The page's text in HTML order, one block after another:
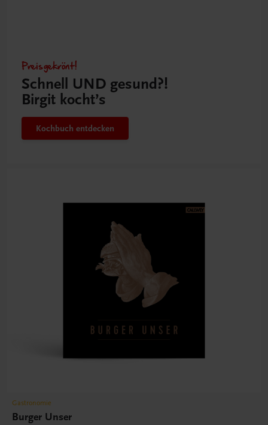
Preisgekrönt!
Schnell UND gesund?!
Birgit kocht’s
Kochbuch entdecken
Gastronomie
Burger Unser